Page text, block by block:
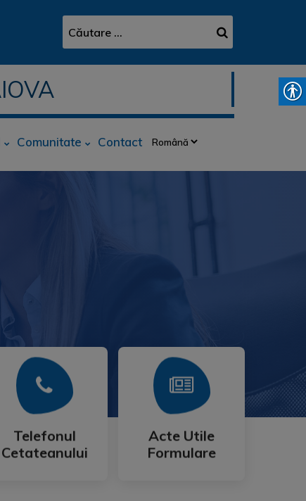
Comunitate Contact
Telefonul
Cetateanului
Telefonul
Cetateanului
Mai Mult
Acte Utile
Formulare
Acte Utile
Formulare
Mai Mult